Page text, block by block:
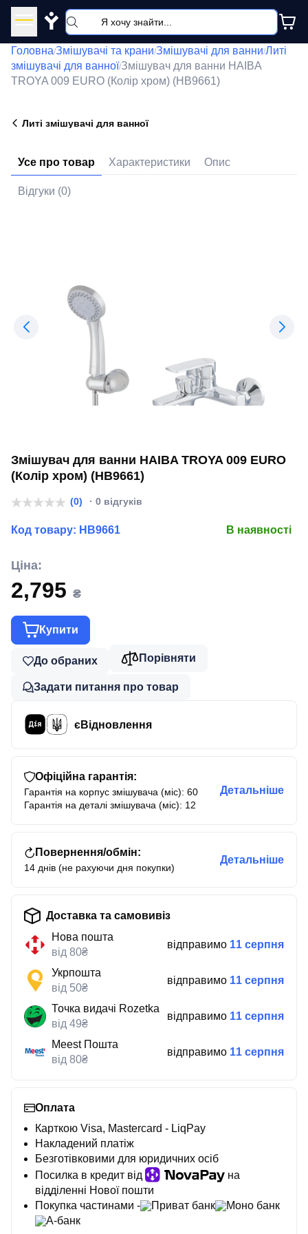
Y
Головна/Змішувачі та крани/Змішувачі для ванни/Литі
змішувачі для ванної/Змішувач для ванни HAIBA
TROYA 009 EURO (Колір хром) (HB9661)
Литі змішувачі для ванної
Усе про товар Характеристики Опис
Відгуки (0)
Змішувач для ванни HAIBA TROYA 009 EURO
(Колір хром) (HB9661)
(0) · 0 відгуків
Код товару: HB9661 В наявності
Ціна:
2,795 ₴
Купити
До обраних Порівняти
Задати питання про товар
єВідновлення
Офіційна гарантія:
Гарантія на корпус змішувача (міс): 60
Гарантія на деталі змішувача (міс): 12
Детальніше
Повернення/обмін:
14 днів (не рахуючи дня покупки)
Детальніше
Доставка та самовивіз
Нова пошта
від 80₴
відправимо 11 серпня
Укрпошта
від 50₴
відправимо 11 серпня
Точка видачі Rozetka
від 49₴
відправимо 11 серпня
Meest Пошта
від 80₴
відправимо 11 серпня
Оплата
Карткою Visa, Mastercard - LiqPay
Накладений платіж
Безготівковими для юридичних осіб
Посилка в кредит від
на
відділенні Нової пошти
Покупка частинами -
Приват банк
Моно банк
А-банк